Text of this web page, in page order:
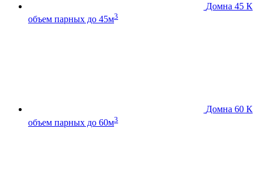
Домна 45 К
объем парных до 45м3
Домна 60 К
объем парных до 60м3